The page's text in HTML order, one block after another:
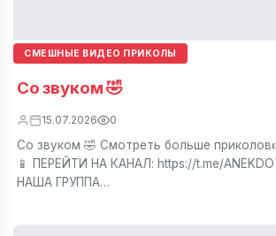
СМЕШНЫЕ ВИДЕО ПРИКОЛЫ
Со звуком 🤣
15.07.2026 0
Со звуком 🤣 Смотреть больше
📱 ПЕРЕЙТИ НА КАНАЛ: https://t.me/
НАША ГРУППА…